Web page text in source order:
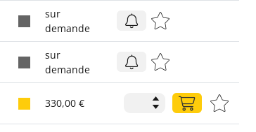
sur
demande
sur
demande
330,00 €